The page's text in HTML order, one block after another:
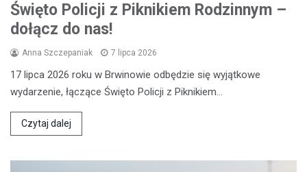
Święto Policji z Piknikiem Rodzinnym –
dołącz do nas!
Anna Szczepaniak 7 lipca 2026
17 lipca 2026 roku w Brwinowie odbędzie się wyjątkowe
wydarzenie, łączące Święto Policji z Piknikiem…
Czytaj dalej